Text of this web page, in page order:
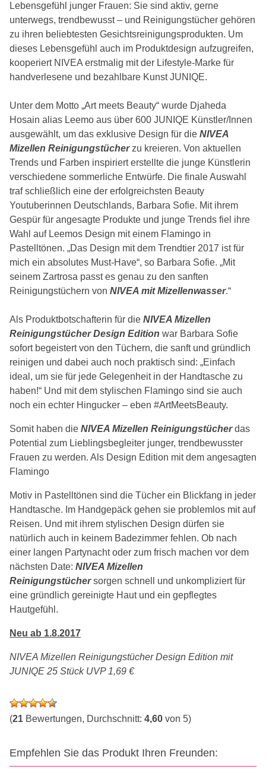
Lebensgefühl junger Frauen: Sie sind aktiv, gerne
unterwegs, trendbewusst – und Reinigungstücher gehören
zu ihren beliebtesten Gesichtsreinigungsprodukten. Um
dieses Lebensgefühl auch im Produktdesign aufzugreifen,
kooperiert NIVEA erstmalig mit der Lifestyle-Marke für
handverlesene und bezahlbare Kunst JUNIQE.
Unter dem Motto „Art meets Beauty“ wurde Djaheda
Hosain alias Leemo aus über 600 JUNIQE Künstler/Innen
ausgewählt, um das exklusive Design für die NIVEA
Mizellen Reinigungstücherzu kreieren. Von aktuellen
Trends und Farben inspiriert erstellte die junge Künstlerin
verschiedene sommerliche Entwürfe. Die finale Auswahl
traf schließlich eine der erfolgreichsten Beauty
Youtuberinnen Deutschlands, Barbara Sofie. Mit ihrem
Gespür für angesagte Produkte und junge Trends fiel ihre
Wahl auf Leemos Design mit einem Flamingo in
Pastelltönen. „Das Design mit dem Trendtier 2017 ist für
mich ein absolutes Must-Have“, so Barbara Sofie. „Mit
seinem Zartrosa passt es genau zu den sanften
Reinigungstüchern von NIVEA mit Mizellenwasser.“
Als Produktbotschafterin für die NIVEA Mizellen
Reinigungstücher Design Edition war Barbara Sofie
sofort begeistert von den Tüchern, die sanft und gründlich
reinigen und dabei auch noch praktisch sind: „Einfach
ideal, um sie für jede Gelegenheit in der Handtasche zu
haben!“ Und mit dem stylischen Flamingo sind sie auch
noch ein echter Hingucker – eben #ArtMeetsBeauty.
Somit haben die NIVEA Mizellen Reinigungstücherdas
Potential zum Lieblingsbegleiter junger, trendbewusster
Frauen zu werden. Als Design Edition mit dem angesagten
Flamingo
Motiv in Pastelltönen sind die Tücher ein Blickfang in jeder
Handtasche. Im Handgepäck gehen sie problemlos mit auf
Reisen. Und mit ihrem stylischen Design dürfen sie
natürlich auch in keinem Badezimmer fehlen. Ob nach
einer langen Partynacht oder zum frisch machen vor dem
nächsten Date: NIVEA Mizellen
Reinigungstüchersorgen schnell und unkompliziert für
eine gründlich gereinigte Haut und ein gepflegtes
Hautgefühl.
Neu ab 1.8.2017
NIVEA Mizellen Reinigungstücher Design Edition mit
JUNIQE 25 Stück UVP 1,69 €
(21 Bewertungen, Durchschnitt: 4,60 von 5)
Empfehlen Sie das Produkt Ihren Freunden: